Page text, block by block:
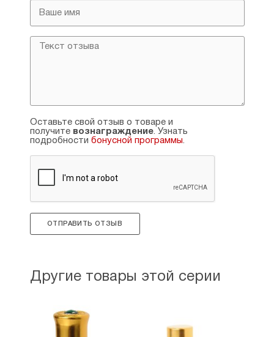
Оставьте свой отзыв о товаре и
получите вознаграждение. Узнать
подробности бонусной программы.
ОТПРАВИТЬ ОТЗЫВ
Другие товары этой серии